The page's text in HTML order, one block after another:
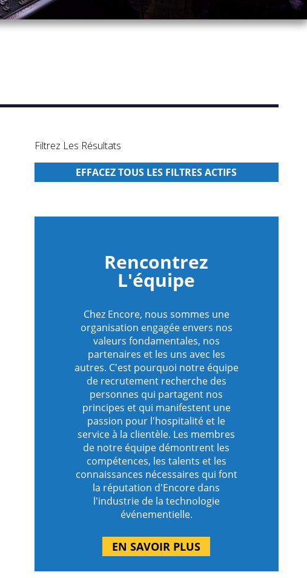
Filtrez Les Résultats
Rencontrez
L'équipe
Chez Encore, nous sommes une
organisation engagée envers nos
valeurs fondamentales, nos
partenaires et les uns avec les
autres. C'est pourquoi notre équipe
de recrutement recherche des
personnes qui partagent nos
principes et qui manifestent une
passion pour l'hospitalité et le
service à la clientèle. Les membres
de notre équipe démontrent les
compétences, les talents et les
connaissances nécessaires qui font
la réputation d'Encore dans
l'industrie de la technologie
événementielle.
EN SAVOIR PLUS